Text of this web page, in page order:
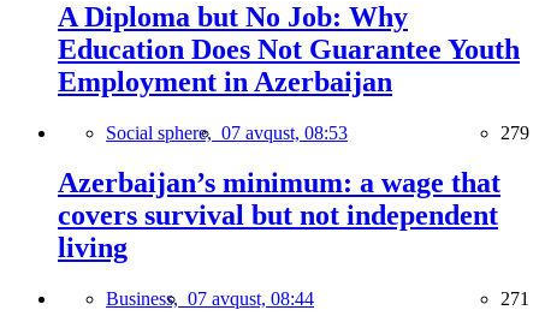
A Diploma but No Job: Why
Education Does Not Guarantee Youth
Employment in Azerbaijan
Social sphere, 07 avqust, 08:53 279
Azerbaijan’s minimum: a wage that
covers survival but not independent
living
Business, 07 avqust, 08:44 271